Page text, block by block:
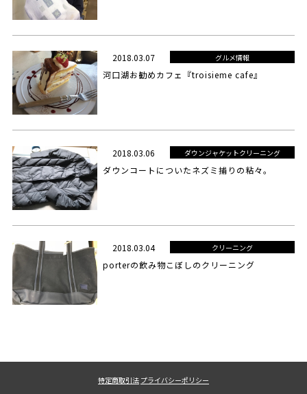
2018.03.07 グルメ情報
河口湖お勧めカフェ『troisieme cafe』
2018.03.06 ダウンジャケットクリーニング
ダウンコートについたネズミ捕りの粘々。
2018.03.04 クリーニング
porterの飲み物こぼしのクリーニング
特定商取引法 プライバシーポリシー